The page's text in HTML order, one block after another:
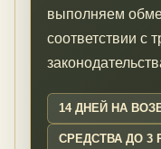
выполняем
соответствии с
14 ДНЕЙ НА
СРЕДСТВА ДО 3